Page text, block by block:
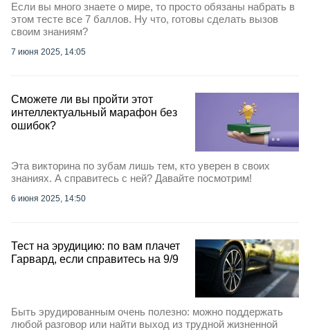
Если вы много знаете о мире, то просто обязаны набрать в
этом тесте все 7 баллов. Ну что, готовы сделать вызов
своим знаниям?
7 июня 2025, 14:05
Сможете ли вы пройти этот
интеллектуальный марафон без
ошибок?
Эта викторина по зубам лишь тем, кто уверен в своих
знаниях. А справитесь с ней? Давайте посмотрим!
6 июня 2025, 14:50
Тест на эрудицию: по вам плачет
Гарвард, если справитесь на 9/9
Быть эрудированным очень полезно: можно поддержать
любой разговор или найти выход из трудной жизненной